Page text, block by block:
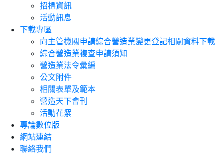
招標資訊
活動訊息
下載專區
向主管機關申請綜合營造業變更登記相關資料下載
綜合營造業複查申請須知
營造業法令彙編
公文附件
相關表單及範本
營造天下會刊
活動花絮
專論數位版
網站連結
聯絡我們